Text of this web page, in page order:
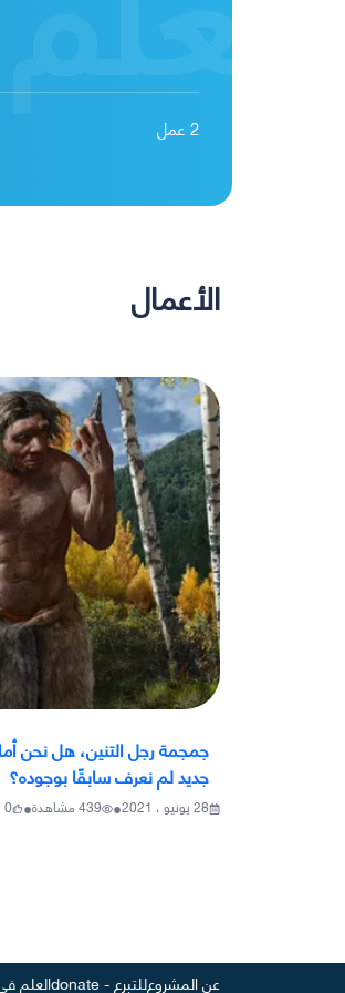
2عمل
الأعمال
جمجمة رجل التنين، هل نحن
جديد لم نعرف سابقًا بوجوده؟
28 يونيو ، 2021 •
439مشاهدة•
0
عن المشروعللتبرع - donate العلم